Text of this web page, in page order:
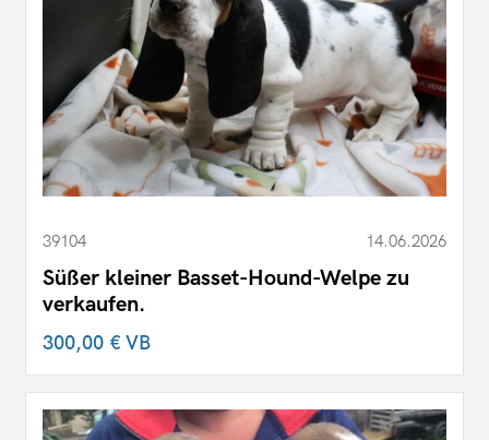
39104 14.06.2026
Süßer kleiner Basset-Hound-Welpe zu
verkaufen.
300,00 €VB